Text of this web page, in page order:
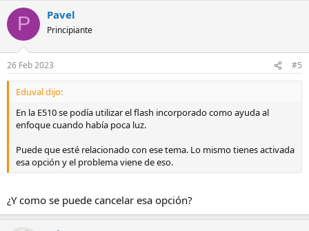
P Pavel
Principiante
26 Feb 2023 #5
Eduval dijo:
En la E510 se podía utilizar el flash incorporado como ayuda al
enfoque cuando había poca luz.
Puede que esté relacionado con ese tema. Lo mismo tienes activada
esa opción y el problema viene de eso.
¿Y como se puede cancelar esa opción?